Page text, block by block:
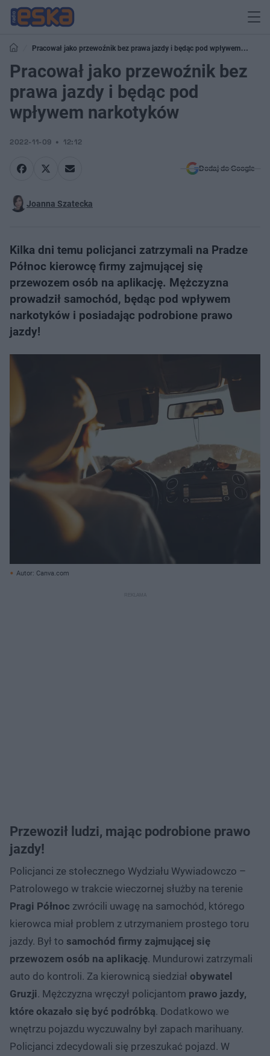
Pracował jako przewoźnik bez prawa jazdy i będąc pod wpływem
narkotyków
Pracował jako przewoźnik bez
prawa jazdy i będąc pod
wpływem narkotyków
2022-11-09 12:12
Dodaj do Google
Joanna Szatecka
Kilka dni temu policjanci zatrzymali na Pradze
Północ kierowcę firmy zajmującej się
przewozem osób na aplikację. Mężczyzna
prowadził samochód, będąc pod wpływem
narkotyków i posiadając podrobione prawo
jazdy!
Autor: Canva.com
Przewoził ludzi, mając podrobione prawo
jazdy!
Policjanci ze stołecznego Wydziału Wywiadowczo –
Patrolowego w trakcie wieczornej służby na terenie
Pragi Północ zwrócili uwagę na samochód, którego
kierowca miał problem z utrzymaniem prostego toru
jazdy. Był to samochód firmy zajmującej się
przewozem osób na aplikację. Mundurowi zatrzymali
auto do kontroli. Za kierownicą siedział obywatel
Gruzji. Mężczyzna wręczył policjantom prawo jazdy,
które okazało się być podróbką. Dodatkowo we
wnętrzu pojazdu wyczuwalny był zapach marihuany.
Policjanci zdecydowali się przeszukać pojazd. W